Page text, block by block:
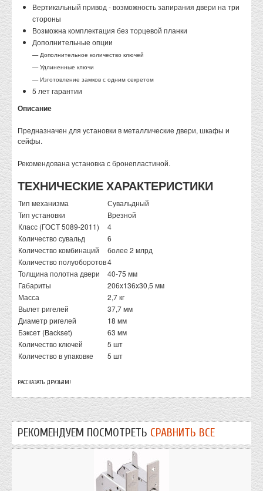
Вертикальный привод - возможность запирания двери на три
стороны
Возможна комплектация без торцевой планки
Дополнительные опции
— Дополнительное количество ключей
— Удлиненные ключи
— Изготовление замков с одним секретом
5 лет гарантии
Описание
Предназначен для установки в металлические двери, шкафы и
сейфы.
Рекомендована установка с бронепластиной.
ТЕХНИЧЕСКИЕ ХАРАКТЕРИСТИКИ
Тип механизма
Сувальдный
Тип установки
Врезной
Класс (ГОСТ 5089-2011)
4
Количество сувальд
6
Количество комбинаций
более 2 млрд
Количество полуоборотов4
Толщина полотна двери
40-75 мм
Габариты
206x136x30,5 мм
Масса
2,7 кг
Вылет ригелей
37,7 мм
Диаметр ригелей
18 мм
Бэксет (Backset)
63 мм
Количество ключей
5 шт
Количество в упаковке
5 шт
РАССКАЗАТЬ ДРУЗЬЯМ!
РЕКОМЕНДУЕМ ПОСМОТРЕТЬ СРАВНИТЬ ВСЕ